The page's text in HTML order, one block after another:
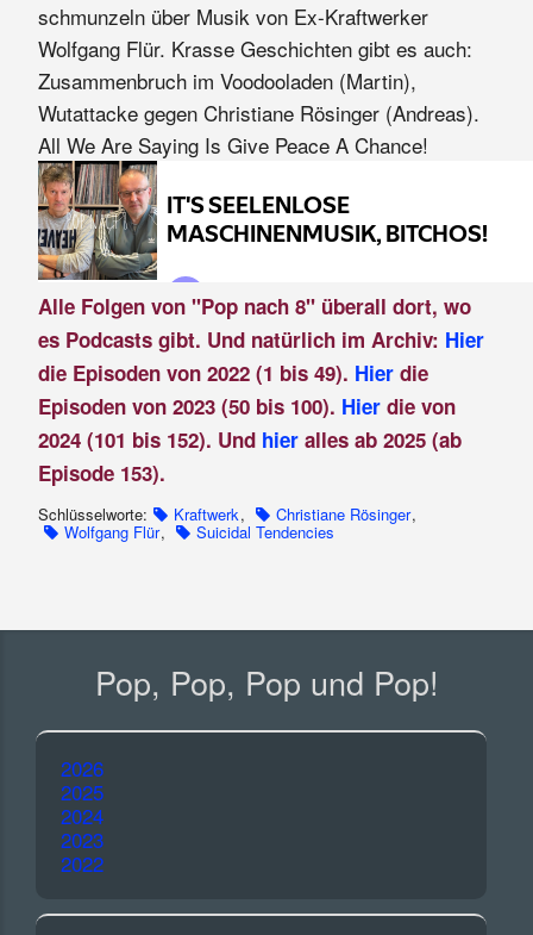
schmunzeln über Musik von Ex-Kraftwerker
Wolfgang Flür. Krasse Geschichten gibt es auch:
Zusammenbruch im Voodooladen (Martin),
Wutattacke gegen Christiane Rösinger (Andreas).
All We Are Saying Is Give Peace A Chance!
Alle Folgen von "Pop nach 8" überall dort, wo
es Podcasts gibt. Und natürlich im Archiv: Hier
die Episoden von 2022 (1 bis 49). Hierdie
Episoden von 2023 (50 bis 100). Hier die von
2024 (101 bis 152). Und hier alles ab 2025 (ab
Episode 153).
Schlüsselworte: Kraftwerk, Christiane Rösinger,
Wolfgang Flür, Suicidal Tendencies
Pop, Pop, Pop und Pop!
2026
2025
2024
2023
2022